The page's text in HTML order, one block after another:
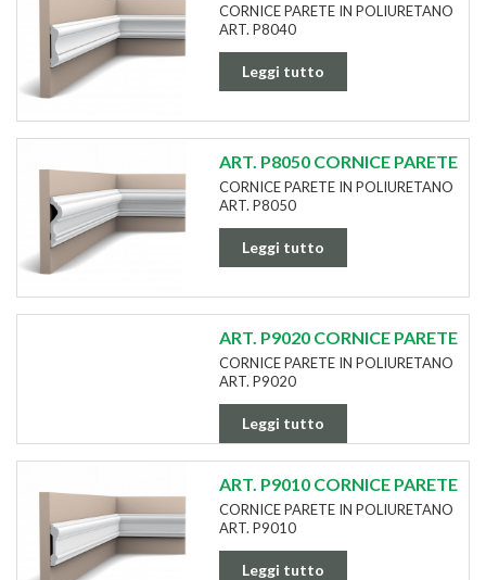
CORNICE PARETE IN POLIURETANO
ART. P8040
Leggi tutto
ART. P8050 CORNICE PARETE
CORNICE PARETE IN POLIURETANO
ART. P8050
Leggi tutto
ART. P9020 CORNICE PARETE
CORNICE PARETE IN POLIURETANO
ART. P9020
Leggi tutto
ART. P9010 CORNICE PARETE
CORNICE PARETE IN POLIURETANO
ART. P9010
Leggi tutto